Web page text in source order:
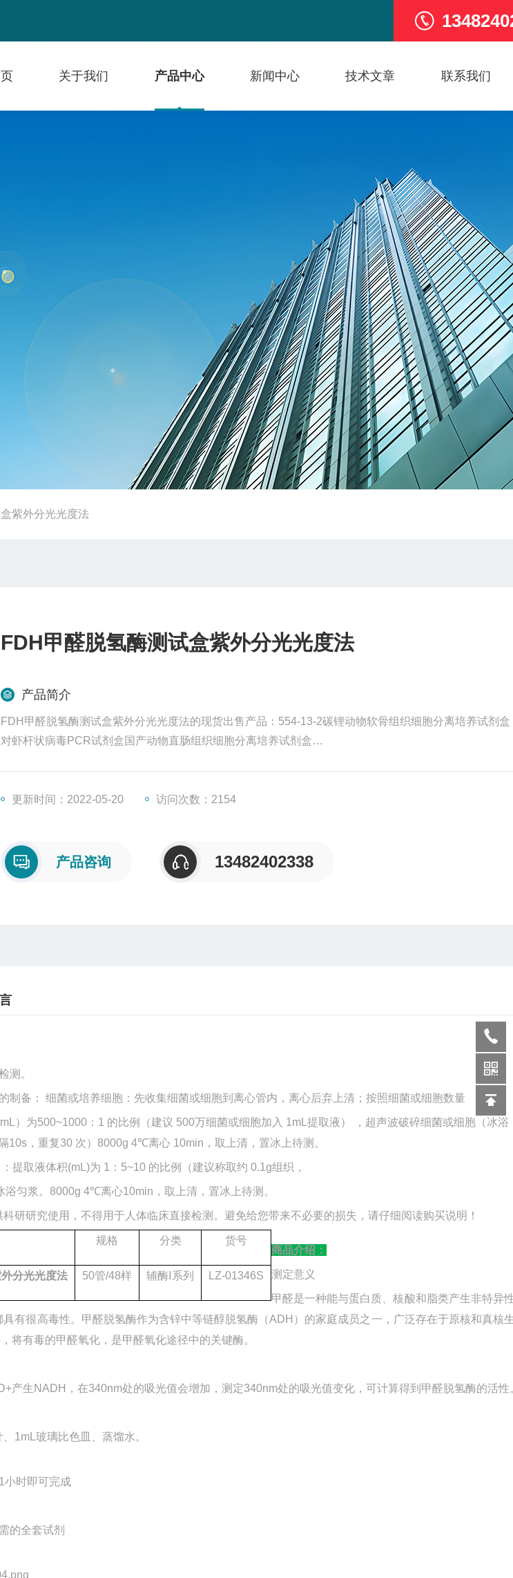
关于我们 产品中心 新闻中心 技术文章 联系我们
紫外分光光度法
FDH甲醛脱氢酶测试盒紫外分光光度法
产品简介
FDH甲醛脱氢酶测试盒紫外分光光度法的现货出售产品：554-13-2碳锂动物软骨组织细胞分离培养试剂盒
对虾杆状病毒PCR试剂盒国产动物直肠组织细胞分离培养试剂盒
更新时间：2022-05-20
访问次数：2154
产品咨询 13482402338
测。
制备： 细菌或培养细胞：先收集细菌或细胞到离心管内，离心后弃上清；按照细菌或细胞数量
）为500~1000：1 的比例（建议 500万细菌或细胞加入 1mL提取液） ，超声波破碎细菌或细胞（冰浴
10s，重复30 次）8000g 4℃离心 10min，取上清，置冰上待测。
提取液体积(mL)为 1：5~10 的比例（建议称取约 0.1g组织，
浴匀浆。8000g 4℃离心10min，取上清，置冰上待测。
科研研究使用，不得用于人体临床直接检测。避免给您带来不必要的损失，请仔细阅读购买说明！
规格 分类 货号
分光光度法 50管/48样 辅酶Ⅰ系列 LZ-01346S
商品介绍：
测定意义
甲醛是一种能与蛋白质、核酸和脂类产生非特异
有很高毒性。甲醛脱氢酶作为含锌中等链醇脱氢酶（ADH）的家庭成员之一，广泛存在于原核和真核
将有毒的甲醛氧化，是甲醛氧化途径中的关键酶。
产生NADH，在340nm处的吸光值会增加，测定340nm处的吸光值变化，可计算得到甲醛脱氢酶的活性
1mL玻璃比色皿、蒸馏水。
小时即可完成
的全套试剂